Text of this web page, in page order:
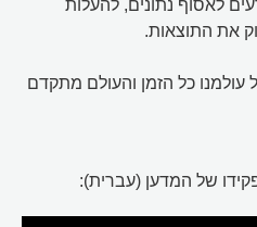
לאסוף נתונים, להעלות
את התוצאות.
עולמנו כל הזמן והעולם מתקדם
של המדען (עברית):